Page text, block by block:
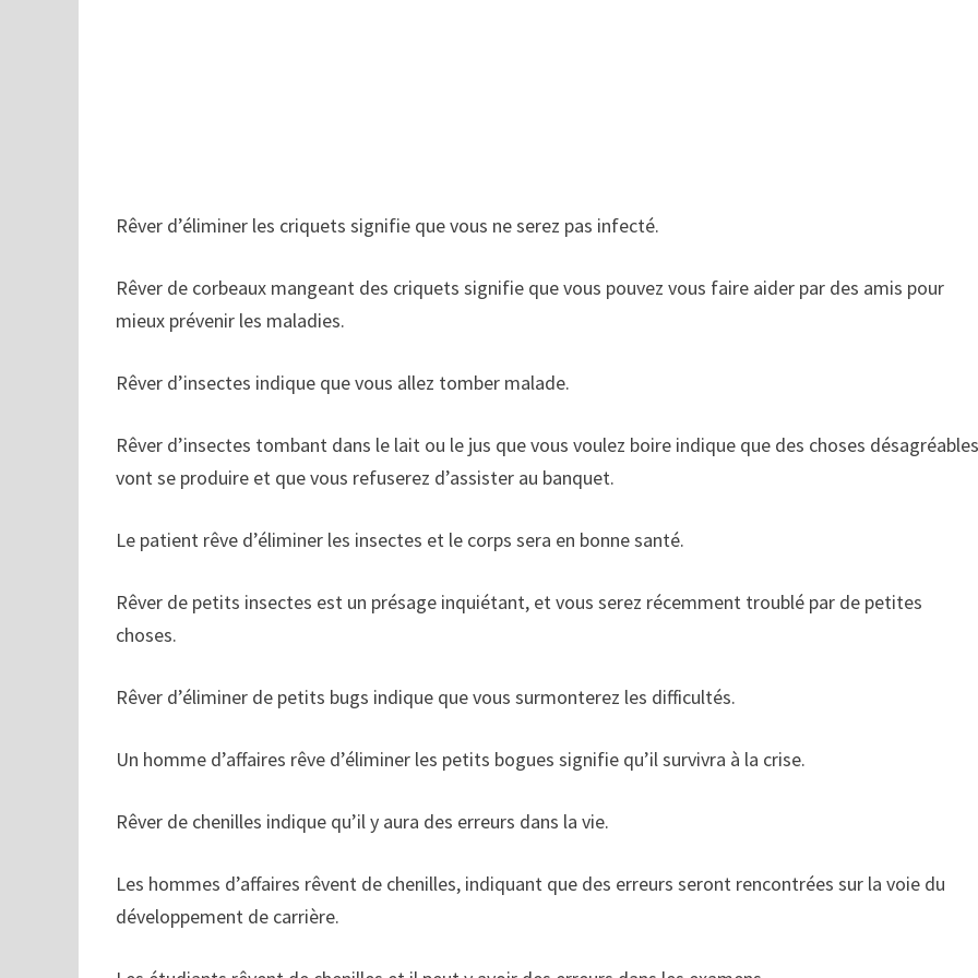
Rêver d’éliminer les criquets signifie que vous ne serez pas infecté.
Rêver de corbeaux mangeant des criquets signifie que vous pouvez vous faire aider par des amis pour
mieux prévenir les maladies.
Rêver d’insectes indique que vous allez tomber malade.
Rêver d’insectes tombant dans le lait ou le jus que vous voulez boire indique que des choses
vont se produire et que vous refuserez d’assister au banquet.
Le patient rêve d’éliminer les insectes et le corps sera en bonne santé.
Rêver de petits insectes est un présage inquiétant, et vous serez récemment troublé par de petites
choses.
Rêver d’éliminer de petits bugs indique que vous surmonterez les difficultés.
Un homme d’affaires rêve d’éliminer les petits bogues signifie qu’il survivra à la crise.
Rêver de chenilles indique qu’il y aura des erreurs dans la vie.
Les hommes d’affaires rêvent de chenilles, indiquant que des erreurs seront rencontrées sur la voie du
développement de carrière.